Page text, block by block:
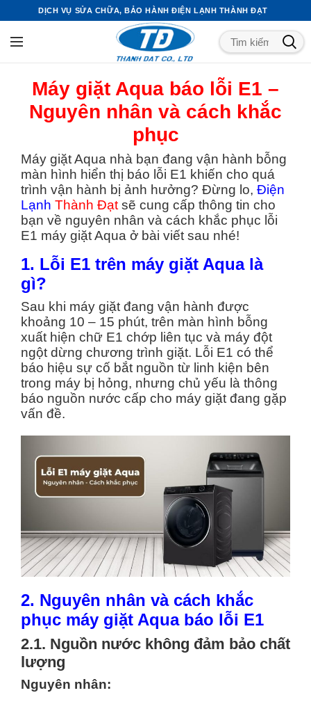
DỊCH VỤ SỬA CHỮA, BẢO HÀNH ĐIỆN LẠNH THÀNH ĐẠT
Máy giặt Aqua báo lỗi E1 –
Nguyên nhân và cách khắc
phục
Máy giặt Aqua nhà bạn đang vận hành bỗng
màn hình hiển thị báo lỗi E1 khiến cho quá
trình vận hành bị ảnh hưởng? Đừng lo, Điện
Lạnh Thành Đạt sẽ cung cấp thông tin cho
bạn về nguyên nhân và cách khắc phục lỗi
E1 máy giặt Aqua ở bài viết sau nhé!
1. Lỗi E1 trên máy giặt Aqua là
gì?
Sau khi máy giặt đang vận hành được
khoảng 10 – 15 phút, trên màn hình bỗng
xuất hiện chữ E1 chớp liên tục và máy đột
ngột dừng chương trình giặt. Lỗi E1 có thể
báo hiệu sự cố bắt nguồn từ linh kiện bên
trong máy bị hỏng, nhưng chủ yếu là thông
báo nguồn nước cấp cho máy giặt đang gặp
vấn đề.
2. Nguyên nhân và cách khắc
phục máy giặt Aqua báo lỗi E1
2.1. Nguồn nước không đảm bảo chất
lượng
Nguyên nhân: